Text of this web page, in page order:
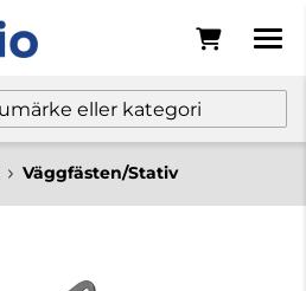
Väggfästen/Stativ